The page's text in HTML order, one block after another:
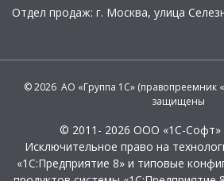
Отдел продаж: г. Москва, улица
© 2026 АО «Группа 1С» (правопреемник
защищены
© 2011- 2026 ООО «1С-Софт»
Исключительное право на
«1С:Предприятие 8» и типовые